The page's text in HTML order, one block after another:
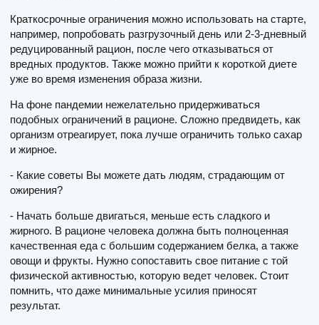
Краткосрочные ограничения можно использовать на старте,
например, попробовать разгрузочный день или 2-3-дневный
редуцированный рацион, после чего отказываться от
вредных продуктов. Также можно прийти к короткой диете
уже во время изменения образа жизни.
На фоне пандемии нежелательно придерживаться
подобных ограничений в рационе. Сложно предвидеть, как
организм отреагирует, пока лучше ограничить только сахар
и жирное.
- Какие советы Вы можете дать людям, страдающим от
ожирения?
- Начать больше двигаться, меньше есть сладкого и
жирного. В рационе человека должна быть полноценная
качественная еда с большим содержанием белка, а также
овощи и фрукты. Нужно сопоставить свое питание с той
физической активностью, которую ведет человек. Стоит
помнить, что даже минимальные усилия приносят
результат.